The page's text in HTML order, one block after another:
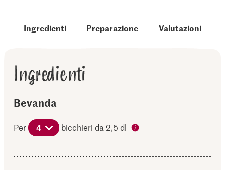
Ingredienti Preparazione Valutazioni
Ingredienti
Bevanda
Per 4 bicchieri da 2,5 dl